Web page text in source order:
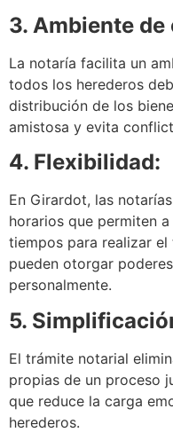
3. Ambiente de
La notaría facilita un
todos los herederos
distribución de los
amistosa y evita
4. Flexibilidad:
En Girardot, las
horarios que permiten
tiempos para realizar
pueden otorgar
personalmente.
5.
El trámite notarial
propias de un proceso
que reduce la carga
herederos.